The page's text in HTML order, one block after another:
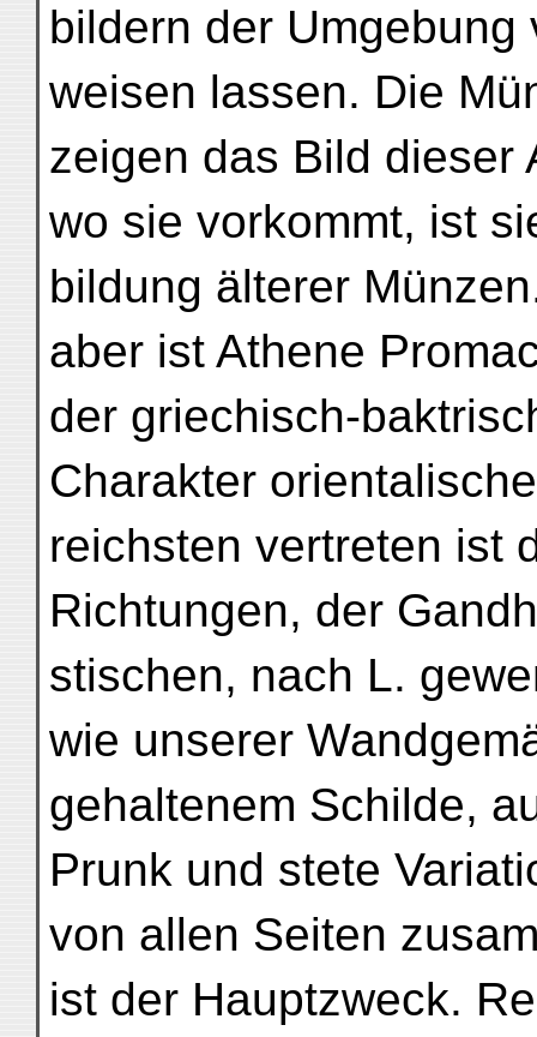
bildern der
weisen lassen. Die
zeigen das Bild dieser
wo sie vorkommt, ist
bildung älterer
aber ist Athene
der griechisch-
Charakter
reichsten vertreten ist
Richtungen, der
stischen, nach L.
wie unserer
gehaltenem Schilde,
Prunk und stete
von allen Seiten
ist der Hauptzweck.